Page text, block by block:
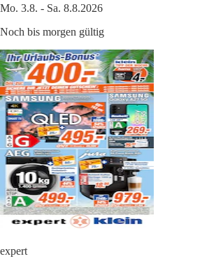
Mo. 3.8. - Sa. 8.8.2026
Noch bis morgen gültig
expert